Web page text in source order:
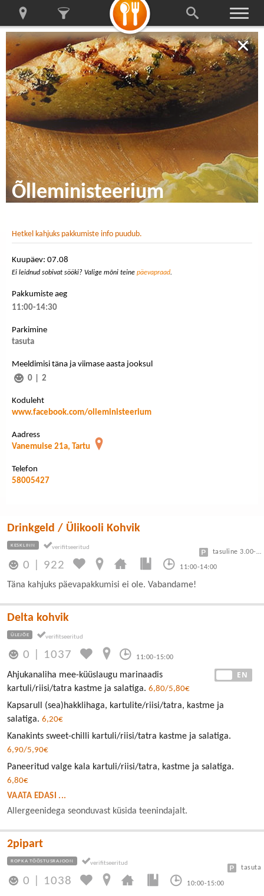
Õlleministeerium
Hetkel kahjuks pakkumiste info puudub.
Kuupäev: 07.08
Ei leidnud sobivat sööki? Valige mõni teine päevapraad.
Pakkumiste aeg
11:00-14:30
Parkimine
tasuta
Meeldimisi täna ja viimase aasta jooksul
0
2
Koduleht
www.facebook.com/olleministeerium
Aadress
Vanemuise 21a, Tartu
Telefon
58005427
Drinkgeld / Ülikooli Kohvik
KESKLINN
0 922 11:00-14:00
tasuline 3.00-7.50
Täna kahjuks päevapakkumisi ei ole. Vabandame!
Delta kohvik
ÜLEJÕE
0 1037 11:00-15:00
EN
Ahjukanaliha mee-küüslaugu marinaadis
kartuli/riisi/tatra kastme ja salatiga. 6,80/5,80€
Kapsarull (sea)hakklihaga, kartulite/riisi/tatra, kastme ja
salatiga. 6,20€
Kanakints sweet-chilli kartuli/riisi/tatra kastme ja salatiga.
6,90/5,90€
Paneeritud valge kala kartuli/riisi/tatra, kastme ja salatiga.
6,80€
VAATA EDASI ...
Allergeenidega seonduvast küsida teenindajalt.
2pipart
ROPKA TÖÖSTUSRAJOON
0 1038 10:00-15:00
tasuta